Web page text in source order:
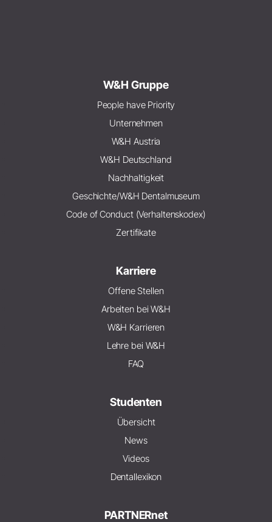
W&H Gruppe
People have Priority
Unternehmen
W&H Austria
W&H Deutschland
Nachhaltigkeit
Geschichte/W&H Dentalmuseum
Code of Conduct (Verhaltenskodex)
Zertifikate
Karriere
Offene Stellen
Arbeiten bei W&H
W&H Karrieren
Lehre bei W&H
FAQ
Studenten
Übersicht
News
Videos
Dentallexikon
PARTNERnet